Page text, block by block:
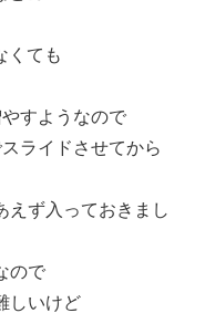
くても
すようなので
ライドさせてから
えず入っておきまし
ので
しいけど